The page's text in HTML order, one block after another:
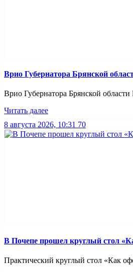
Врио Губернатора Брянской
Врио Губернатора Брянской
Читать далее
8 августа 2026, 10:31 70
В Почепе прошел круглый стол
Практический круглый стол «Как